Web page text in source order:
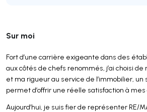
Sur moi
Fort d’une carrière exigeante dans des
aux côtés de chefs renommés, j’ai choisi
et ma rigueur au service de l’immobilier,
permet d’offrir une réelle satisfaction à mes
Aujourd’hui, je suis fier de représenter RE/